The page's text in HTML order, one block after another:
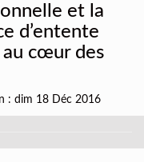
et la
d’entente
cœur des
: dim 18 Déc 2016